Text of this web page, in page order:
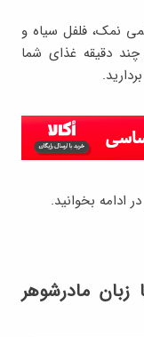
نمک، فلفل سیاه و
چند دقیقه غذای شما
ادامه بخوانید.
مادرشوهر